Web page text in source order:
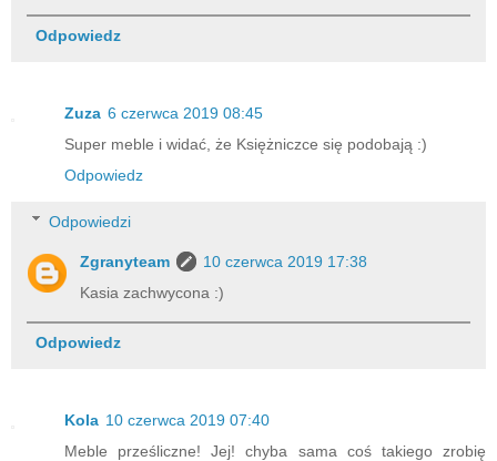
Odpowiedz
Zuza 6 czerwca 2019 08:45
Super meble i widać, że Księżniczce się podobają :)
Odpowiedz
Odpowiedzi
Zgranyteam
10 czerwca 2019 17:38
Kasia zachwycona :)
Odpowiedz
Kola 10 czerwca 2019 07:40
Meble prześliczne! Jej! chyba sama coś takiego zrobię